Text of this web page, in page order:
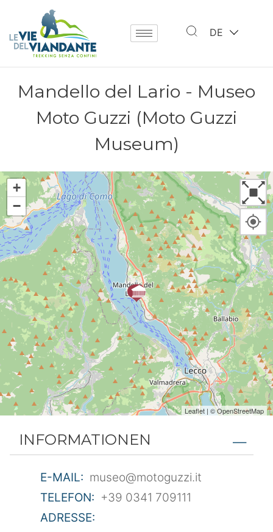
DE
Mandello del Lario - Museo
Moto Guzzi (Moto Guzzi
Museum)
INFORMATIONEN
E-MAIL: museo@motoguzzi.it
TELEFON: +39 0341 709111
ADRESSE:
+
−
Leaflet | ©OpenStreetMap